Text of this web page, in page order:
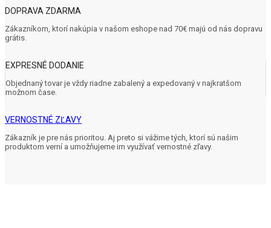
DOPRAVA ZDARMA
Zákazníkom, ktorí nakúpia v našom eshope nad 70€ majú od nás dopravu
grátis.
EXPRESNÉ DODANIE
Objednaný tovar je vždy riadne zabalený a expedovaný v najkratšom
možnom čase.
VERNOSTNÉ ZĽAVY
Zákazník je pre nás prioritou. Aj preto si vážime tých, ktorí sú našim
produktom verní a umožňujeme im využívať vernostné zľavy.